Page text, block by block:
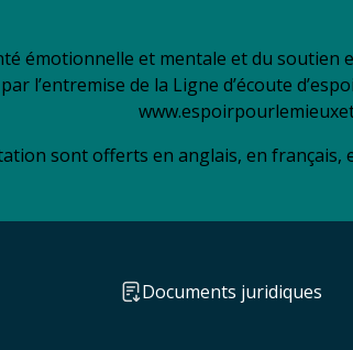
émotionnelle et mentale et du
l’entremise de la Ligne d’écoute
sont offerts en anglais, en
Documents juridiques